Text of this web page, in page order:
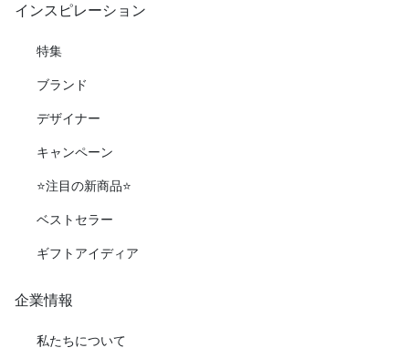
インスピレーション
特集
ブランド
デザイナー
キャンペーン
⭐️注目の新商品⭐️
ベストセラー
ギフトアイディア
企業情報
私たちについて